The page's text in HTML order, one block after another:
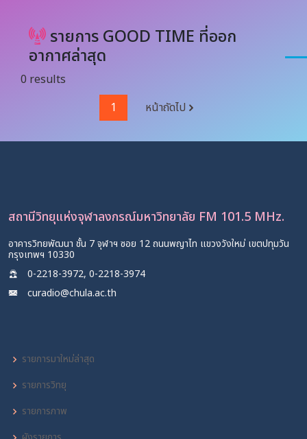
รายการ GOOD TIME ที่ออก
อากาศล่าสุด
0 results
1
หน้าถัดไป
สถานีวิทยุแห่งจุฬาลงกรณ์มหาวิทยาลัย FM 101.5 MHz.
อาคารวิทยพัฒนา ชั้น 7 จุฬาฯ ซอย 12 ถนนพญาไท แขวงวังใหม่ เขตปทุมวัน
กรุงเทพฯ 10330
0-2218-3972, 0-2218-3974
curadio@chula.ac.th
รายการมาใหม่ล่าสุด
รายการวิทยุ
รายการภาพ